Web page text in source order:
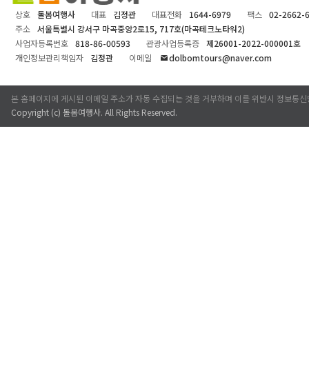
상호 돌봄여행사 대표 김정관 대표전화 1644-6979 팩스
02-2662-
주소 서울특별시 강서구 마곡중앙2로15, 717호(마곡테크노타워2)
사업자등록번호 818-86-00593 관광사업등록증 제26001-2022-000001호
개인정보관리책임자
김정관 이메일 dolbomtours@naver.com
본 홈페이지에 게시된 이메일 주소가 자동 수집되는 것을 거부하며 이를 위반시 정보통
Copyright (c) 돌봄여행사. All Rights Reserved.